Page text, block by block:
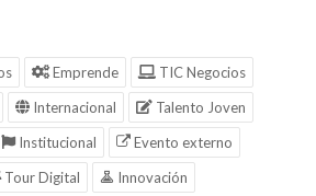
Emprende
TIC Negocios
Internacional
Talento Joven
Institucional
Evento externo
Tour Digital
Innovación